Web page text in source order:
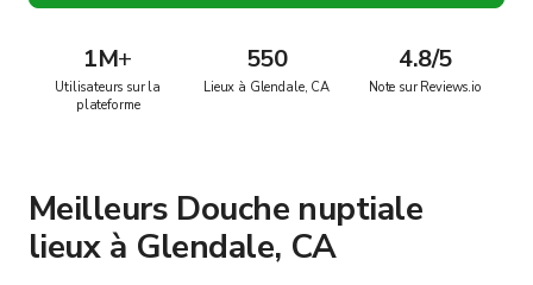
1M+
Utilisateurs sur la
plateforme
550
Lieux à Glendale, CA
4.8/5
Note sur Reviews.io
Meilleurs Douche nuptiale
lieux à Glendale, CA